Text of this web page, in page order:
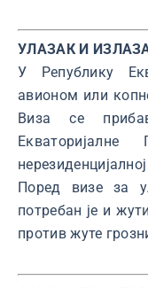
УЛАЗАК И
У Републику
авионом или
Виза се
Поред визе за
потребан је и
против жуте